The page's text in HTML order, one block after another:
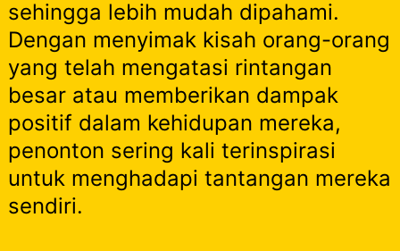
sehingga lebih mudah dipahami.
Dengan menyimak kisah orang-orang
yang telah mengatasi rintangan
besar atau memberikan dampak
positif dalam kehidupan mereka,
penonton sering kali terinspirasi
untuk menghadapi tantangan mereka
sendiri.